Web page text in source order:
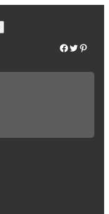
Facebook Twitter Pinterest